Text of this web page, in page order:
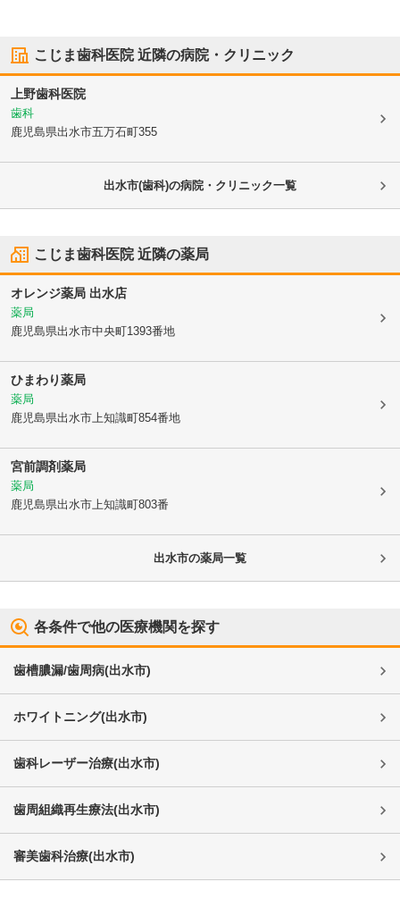
こじま歯科医院近隣の病院・クリニック
上野歯科医院
歯科
鹿児島県出水市五万石町355
出水市(歯科)の病院・クリニック一覧
こじま歯科医院近隣の薬局
オレンジ薬局 出水店
薬局
鹿児島県出水市中央町1393番地
ひまわり薬局
薬局
鹿児島県出水市 上知識町854番地
宮前調剤薬局
薬局
鹿児島県出水市 上知識町803番
出水市の薬局一覧
各条件で他の医療機関を探す
歯槽膿漏/歯周病(出水市)
ホワイトニング(出水市)
歯科レーザー治療(出水市)
歯周組織再生療法(出水市)
審美歯科治療(出水市)